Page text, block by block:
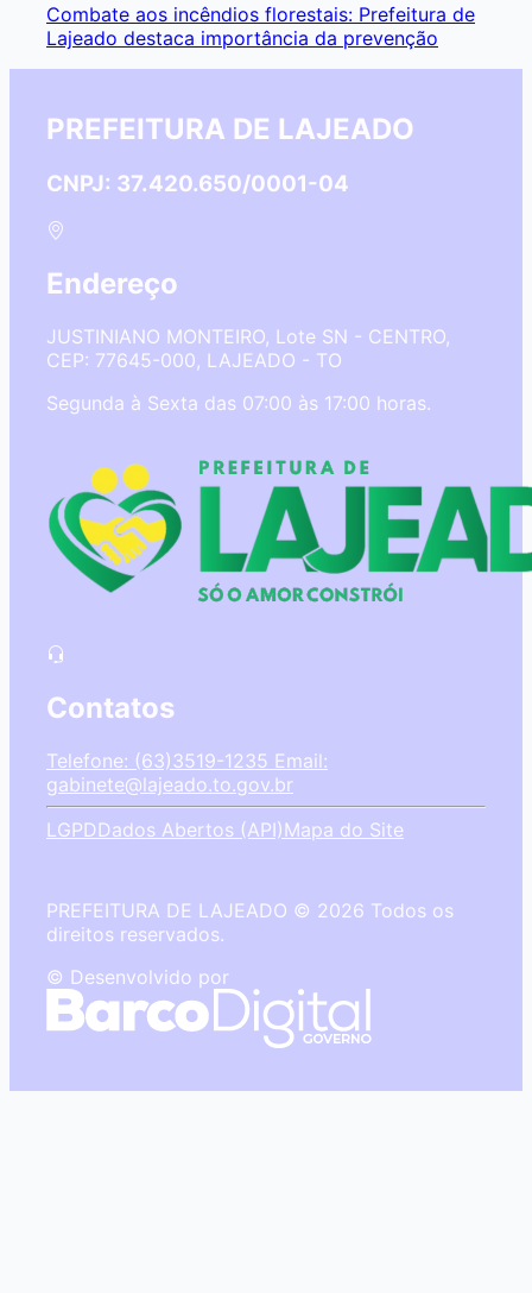
Combate aos incêndios florestais: Prefeitura de
Lajeado destaca importância da prevenção
PREFEITURA DE LAJEADO
CNPJ: 37.420.650/0001-04
Endereço
JUSTINIANO MONTEIRO, Lote SN - CENTRO,
CEP: 77645-000, LAJEADO - TO
Segunda à Sexta das 07:00 às 17:00 horas.
Contatos
Telefone: (63)3519-1235 Email:
gabinete@lajeado.to.gov.br
LGPDDados Abertos (API)Mapa do Site
PREFEITURA DE LAJEADO © 2026 Todos os
direitos reservados.
© Desenvolvido por